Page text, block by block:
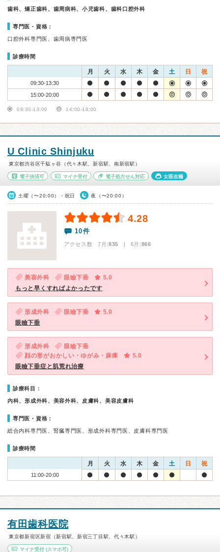
歯科、矯正歯科、歯周病科、小児歯科、歯科口腔外科
専門医・資格：
口腔外科専門医、歯周病専門医
診療時間
月 火 水 木 金 土 日 祝
09:30-13:30
15:00-20:00
09:30-13:00 14:00-18:00
U Clinic Shinjuku
東京都渋谷区千駄ヶ谷（代々木駅、新宿駅、南新宿駅）
電子決済可 マイナ受付 電子処方せん対応 女医在籍
土曜（〜20:00）・祝日 夜（〜20:00）
4.28
10件
アクセス数 7月:835 | 6月:866
美容外科 眼瞼下垂
5.0
もっと早くすればよかったです
形成外科 眼瞼下垂
5.0
眼瞼下垂
形成外科
眼瞼下垂
顔の形がおかしい・ゆがみ・麻痺
5.0
眼瞼下垂症と肌荒れ治療
診療科目：
内科、形成外科、美容外科、皮膚科、美容皮膚科
専門医・資格：
総合内科専門医、腎臓専門医、形成外科専門医、皮膚科専門医
診療時間
月 火 水 木 金 土 日 祝
11:00-20:00
有田歯科医院
東京都新宿区新宿（新宿駅、新宿三丁目駅、代々木駅）
マイナ受付 (スマホ可)